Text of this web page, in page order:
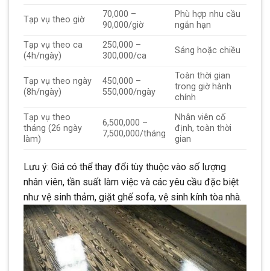
Tạp vụ theo giờ
70,000 –
90,000/giờ
Phù hợp nhu cầu
ngắn hạn
Tạp vụ theo ca
(4h/ngày)
250,000 –
300,000/ca
Sáng hoặc chiều
Tạp vụ theo ngày
(8h/ngày)
450,000 –
550,000/ngày
Toàn thời gian
trong giờ hành
chính
Tạp vụ theo
tháng (26 ngày
làm)
6,500,000 –
7,500,000/tháng
Nhân viên cố
định, toàn thời
gian
Lưu ý: Giá có thể thay đổi tùy thuộc vào số lượng
nhân viên, tần suất làm việc và các yêu cầu đặc biệt
như vệ sinh thảm, giặt ghế sofa, vệ sinh kính tòa nhà.